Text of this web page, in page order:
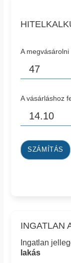
A
A vásárláshoz
SZÁMÍTÁS
INGATLAN
Ingatlan
lakás